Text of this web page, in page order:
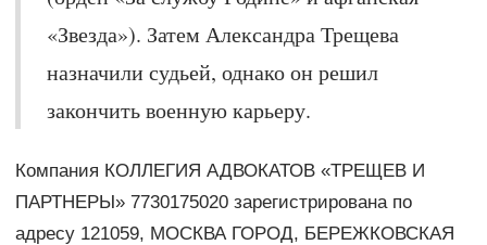
«Звезда»). Затем Александра Трещева
назначили судьей, однако он решил
закончить военную карьеру.
Компания КОЛЛЕГИЯ АДВОКАТОВ «ТРЕЩЕВ И
ПАРТНЕРЫ» 7730175020 зарегистрирована по
адресу 121059, МОСКВА ГОРОД, БЕРЕЖКОВСКАЯ